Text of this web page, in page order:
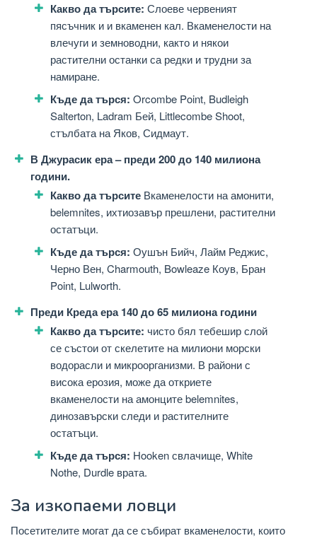
Какво да търсите: Слоеве червеният
пясъчник и и вкаменен кал. Вкаменелости на
влечуги и земноводни, както и някои
растителни останки са редки и трудни за
намиране.
Къде да търся: Orcombe Point, Budleigh
Salterton, Ladram Бей, Littlecombe Shoot,
стълбата на Яков, Сидмаут.
В Джурасик ера – преди 200 до 140 милиона
години.
Какво да търсите Вкаменелости на амонити,
belemnites, ихтиозавър прешлени, растителни
остатъци.
Къде да търся: Оушън Бийч, Лайм Реджис,
Черно Вен, Charmouth, Bowleaze Коув, Бран
Point, Lulworth.
Преди Креда ера 140 до 65 милиона години
Какво да търсите: чисто бял тебешир слой
се състои от скелетите на милиони морски
водорасли и микроорганизми. В райони с
висока ерозия, може да откриете
вкаменелости на амонците belemnites,
динозавърски следи и растителните
остатъци.
Къде да търся: Hooken свлачище, White
Nothe, Durdle врата.
За изкопаеми ловци
Посетителите могат да се събират вкаменелости, които